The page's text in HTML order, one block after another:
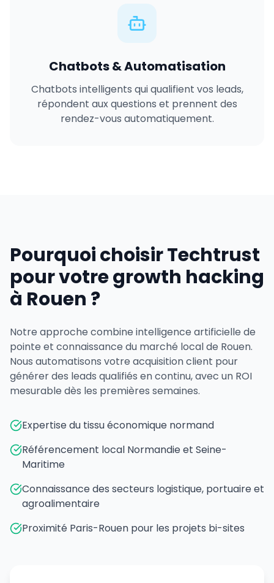
Chatbots & Automatisation
Chatbots intelligents qui qualifient vos leads,
répondent aux questions et prennent des
rendez-vous automatiquement.
Pourquoi choisir Techtrust
pour votre growth hacking
à Rouen ?
Notre approche combine intelligence artificielle de
pointe et connaissance du marché local de Rouen.
Nous automatisons votre acquisition client pour
générer des leads qualifiés en continu, avec un ROI
mesurable dès les premières semaines.
Expertise du tissu économique normand
Référencement local Normandie et Seine-
Maritime
Connaissance des secteurs logistique, portuaire et
agroalimentaire
Proximité Paris-Rouen pour les projets bi-sites